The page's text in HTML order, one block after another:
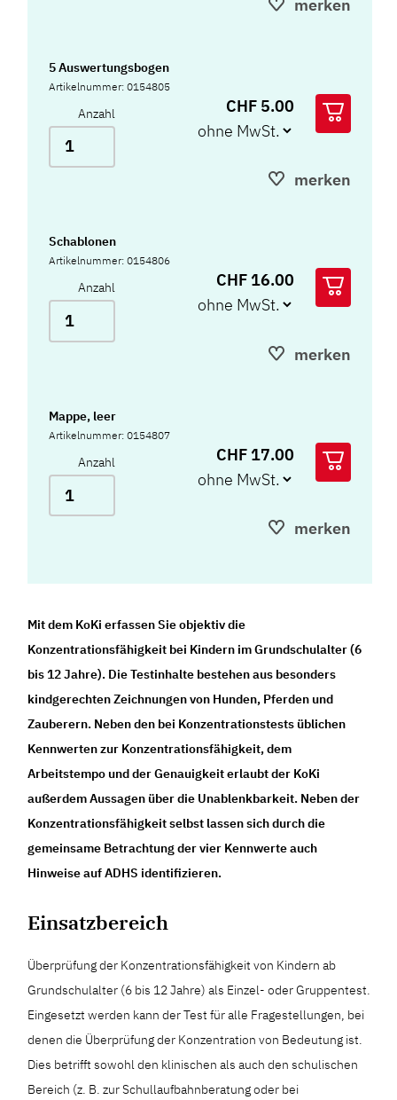
merken
5 Auswertungsbogen
Artikelnummer: 0154805
Anzahl CHF 5.00
merken
Schablonen
Artikelnummer: 0154806
Anzahl CHF 16.00
merken
Mappe, leer
Artikelnummer: 0154807
Anzahl CHF 17.00
merken
Mit dem KoKi erfassen Sie objektiv die
Konzentrationsfähigkeit bei Kindern im Grundschulalter (6
bis 12 Jahre). Die Testinhalte bestehen aus besonders
kindgerechten Zeichnungen von Hunden, Pferden und
Zauberern. Neben den bei Konzentrationstests üblichen
Kennwerten zur Konzentrationsfähigkeit, dem
Arbeitstempo und der Genauigkeit erlaubt der KoKi
außerdem Aussagen über die Unablenkbarkeit. Neben der
Konzentrationsfähigkeit selbst lassen sich durch die
gemeinsame Betrachtung der vier Kennwerte auch
Hinweise auf ADHS identifizieren.
Einsatzbereich
Überprüfung der Konzentrationsfähigkeit von Kindern ab
Grundschulalter (6 bis 12 Jahre) als Einzel- oder Gruppentest.
Eingesetzt werden kann der Test für alle Fragestellungen, bei
denen die Überprüfung der Konzentration von Bedeutung ist.
Dies betrifft sowohl den klinischen als auch den schulischen
Bereich (z. B. zur Schullaufbahnberatung oder bei